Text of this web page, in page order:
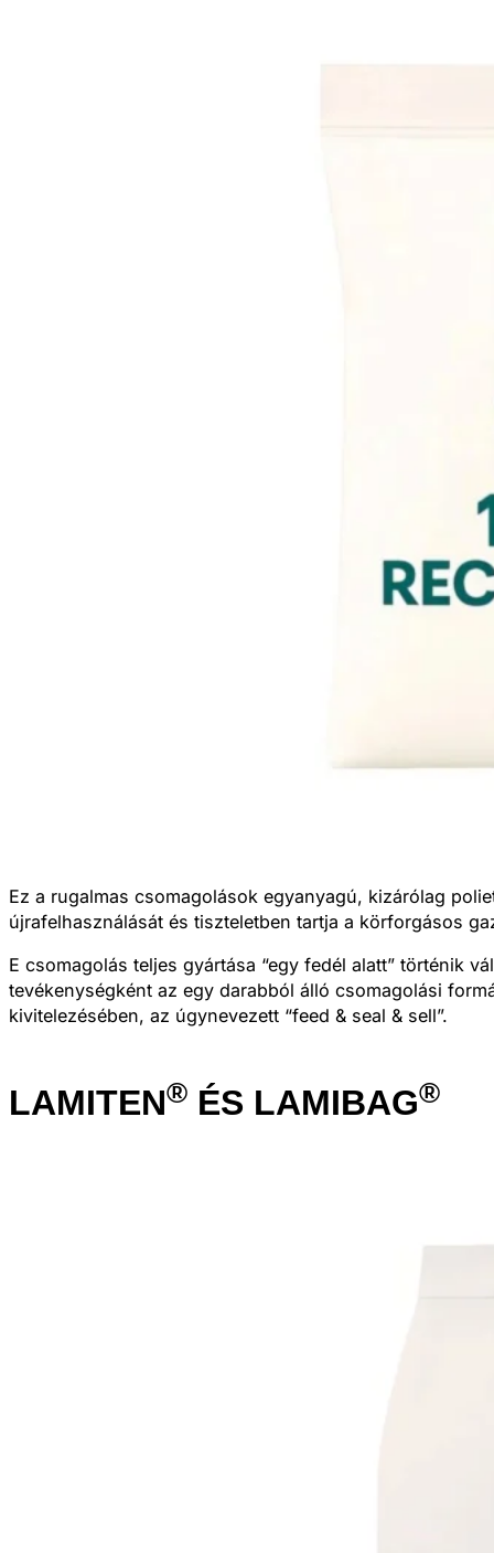
Ez a rugalmas csomagolások egyanyagú, kizárólag
újrafelhasználását és tiszteletben tartja a körforgásos
E csomagolás teljes gyártása “egy fedél alatt” történik
tevékenységként az egy darabból álló csomagolási
kivitelezésében, az úgynevezett “feed & seal & sell”.
LAMITEN® ÉS LAMIBAG®